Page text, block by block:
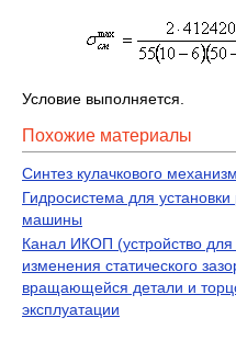
Условие выполняется.
Похожие материалы
Синтез кулачкового
Гидросистема для
машины
Канал ИКОП (устройство
изменения статического
вращающейся детали и
эксплуатации